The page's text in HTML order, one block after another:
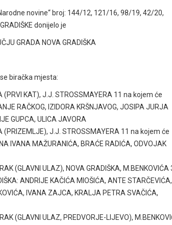
novine“ broj: 144/12, 121/16, 98/19, 42/20,
donijelo je
GRADA NOVA GRADIŠKA
biračka mjesta:
(PRVI KAT), J.J. STROSSMAYERA 11 na kojem će
RAČKOG, IZIDORA KRŠNJAVOG, JOSIPA JURJA
GUPCA, ULICA JAVORA
(PRIZEMLJE), J.J. STROSSMAYERA 11 na kojem će
IVANA MAŽURANIĆA, BRAĆE RADIĆA, ODVOJAK
(GLAVNI ULAZ), NOVA GRADIŠKA, M.BENKOVIĆA
ANDRIJE KAČIĆA MIOŠIĆA, ANTE STARČEVIĆA,
IVANA ZAJCA, KRALJA PETRA SVAČIĆA,
(GLAVNI ULAZ, PREDVORJE-LIJEVO),